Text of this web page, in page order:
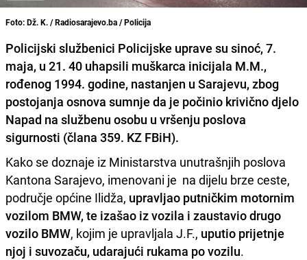
Foto: Dž. K. / Radiosarajevo.ba / Policija
Policijski službenici Policijske uprave su sinoć, 7.
maja, u 21. 40 uhapsili muškarca inicijala M.M.,
rođenog 1994. godine, nastanjen u Sarajevu, zbog
postojanja osnova sumnje da je počinio krivično djelo
Napad na službenu osobu u vršenju poslova
sigurnosti (člana 359. KZ FBiH).
Kako se doznaje iz Ministarstva unutrašnjih poslova
Kantona Sarajevo, imenovani je na dijelu brze ceste,
područje općine Ilidža, upravljao putničkim motornim
vozilom BMW, te izašao iz vozila i zaustavio drugo
vozilo BMW, kojim je upravljala J.F., uputio prijetnje
njoj i suvozaču, udarajući rukama po vozilu.